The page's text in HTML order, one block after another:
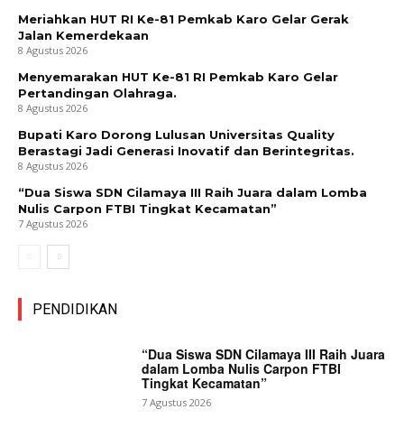
Meriahkan HUT RI Ke-81 Pemkab Karo Gelar Gerak
Jalan Kemerdekaan
8 Agustus 2026
Menyemarakan HUT Ke-81 RI Pemkab Karo Gelar
Pertandingan Olahraga.
8 Agustus 2026
Bupati Karo Dorong Lulusan Universitas Quality
Berastagi Jadi Generasi Inovatif dan Berintegritas.
8 Agustus 2026
“Dua Siswa SDN Cilamaya III Raih Juara dalam Lomba
Nulis Carpon FTBI Tingkat Kecamatan”
7 Agustus 2026
PENDIDIKAN
“Dua Siswa SDN Cilamaya III Raih Juara
dalam Lomba Nulis Carpon FTBI
Tingkat Kecamatan”
7 Agustus 2026